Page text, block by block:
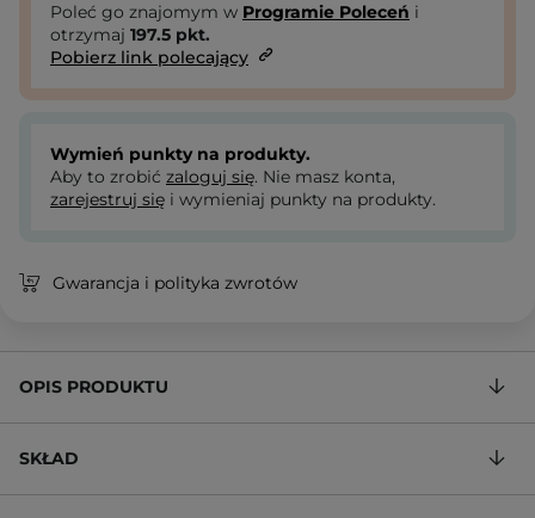
Poleć go znajomym w Programie Poleceń i
otrzymaj 197.5 pkt.
Pobierz link polecający
Wymień punkty na produkty.
Aby to zrobić zaloguj się. Nie masz konta,
zarejestruj się i wymieniaj punkty na produkty.
Gwarancja i polityka zwrotów
OPIS PRODUKTU
SKŁAD